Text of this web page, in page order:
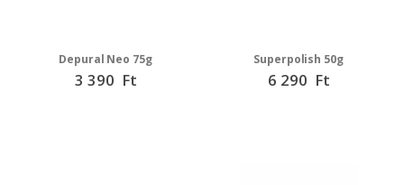
Depural Neo 75g
3 390 Ft
Superpolish 50g
6 290 Ft